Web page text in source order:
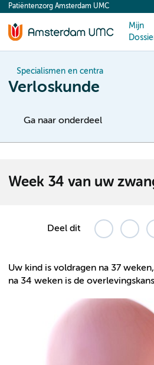
content
Patiëntenzorg Amsterdam UMC
Mijn
Specialismen en centra
Verloskunde
Ga naar onderdeel
Week 34 van uw
Uw kind is voldragen na 37
na 34 weken is de
Deel dit